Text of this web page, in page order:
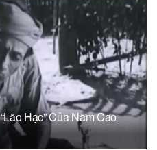
Hạc” Của Nam Cao